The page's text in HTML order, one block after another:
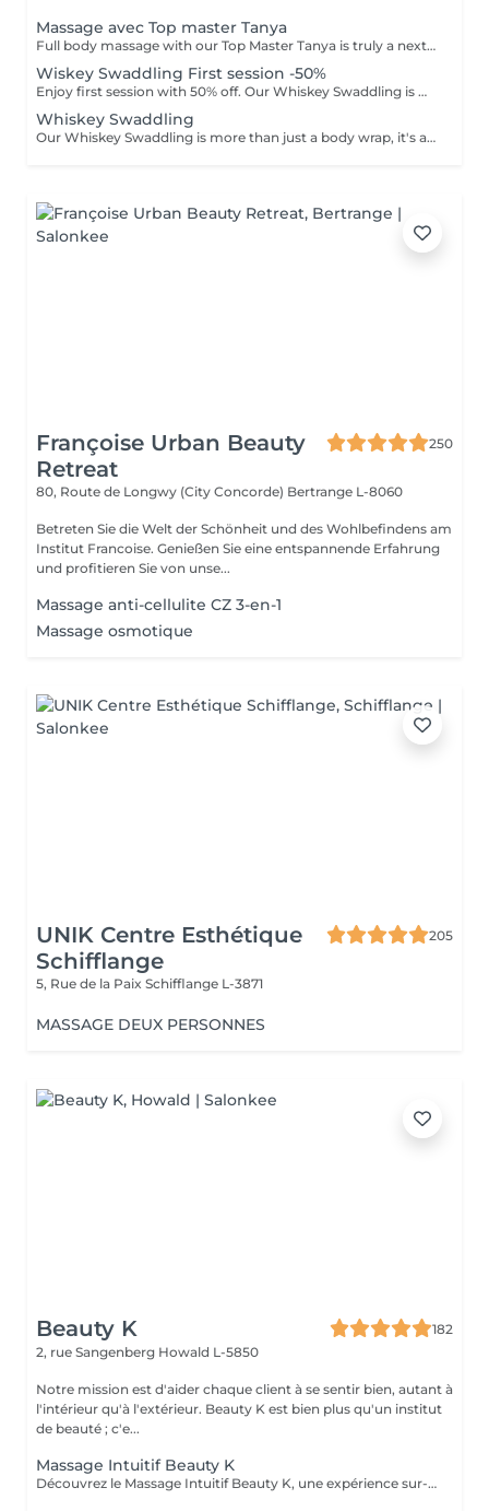
Massage avec Top master Tanya
Full body massage with our Top Master Tanya is truly a next-level experience. With more than 10 years of professional experience, she has an exceptional understanding of the body and its individual needs. Tanya adapts her technique exactly to what your body requires, often sensing it even before you do. This type of massage is designed to release tension, improve circulation, and promote deep relaxation. The treatment typically focuses on the back, shoulders, arms, legs, and other key tension areas, using smooth, flowing, and soothing massage techniques. Result: a feeling of lightness, relaxation, and renewed body comfort. Recommended frequency: from once a week to once a month, depending on your personal needs and stress level.
Wiskey Swaddling First session -50%
Enjoy first session with 50% off. Our Whiskey Swaddling is more than just a body wrap, it's a full-body ritual designed to detox, tone, and deeply nourish your skin. We tailor the wrap to your needs using active-rich formulas, then wrap you in bandages, film, and warmth to boost results. The gentle contrast in temperature combined with potent actives works wonders and the results speak for themselves: Benefits: -Body detox & inch loss -Firmer, smoother skin -Improved tone & circulation
Whiskey Swaddling
Our Whiskey Swaddling is more than just a body wrap, it's a full-body ritual designed to detox, tone, and deeply nourish your skin. We tailor the wrap to your needs using active-rich formulas, then wrap you in bandages, film, and warmth to boost results. The gentle contrast in temperature combined with potent actives works wonders and the results speak for themselves: Benefits: -Body detox & inch loss -Firmer, smoother skin -Improved tone & circulation
Françoise Urban Beauty
Retreat
250
80, Route de Longwy (City Concorde) Bertrange L-8060
Betreten Sie die Welt der Schönheit und des Wohlbefindens am
Institut Francoise. Genießen Sie eine entspannende Erfahrung
und profitieren Sie von unse...
Massage anti-cellulite CZ 3-en-1
Massage osmotique
UNIK Centre Esthétique
Schifflange
205
5, Rue de la Paix Schifflange L-3871
MASSAGE DEUX PERSONNES
Beauty K
182
2, rue Sangenberg Howald L-5850
Notre mission est d'aider chaque client à se sentir bien, autant à
l'intérieur qu'à l'extérieur. Beauty K est bien plus qu'un institut
de beauté ; c'e...
Massage Intuitif Beauty K
Découvrez le Massage Intuitif Beauty K, une expérience sur-mesure où nos praticiennes se connectent profondément à votre corps pour vous offrir une séance personnalisée et apaisante. Formées à diverses techniques, elles vous guideront dans un voyage sensoriel unique, adapté à vos besoins. Choisissez votre praticienne selon votre intuition, et laissez-vous emporter par ce massage exclusif dans notre espace de sérénité. Dès votre arrivée, vous serez enveloppé dans une ambiance chaleureuse et relaxante, avec lumière tamisée et arômes délicats, parfaits pour la détente totale. Le massage commence par des effleurages doux, préparant le corps à un modelage plus profond, libérant les tensions et stimulant la circulation.